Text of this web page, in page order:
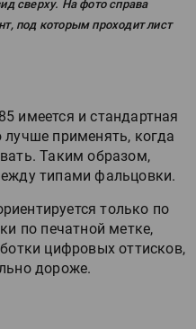
сверху. На фото справа
под которым проходит лист
имеется и стандартная
применять, когда
Таким образом,
типами фальцовки.
только по
по печатной метке,
цифровых оттисков,
дороже.